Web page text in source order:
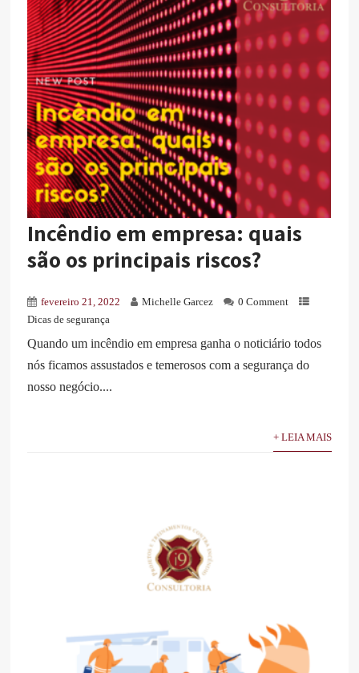
Incêndio em empresa: quais
são os principais riscos?
fevereiro 21, 2022 Michelle Garcez
0 Comment
Dicas de segurança
Quando um incêndio em empresa ganha o noticiário todos
nós ficamos assustados e temerosos com a segurança do
nosso negócio....
+ LEIA MAIS